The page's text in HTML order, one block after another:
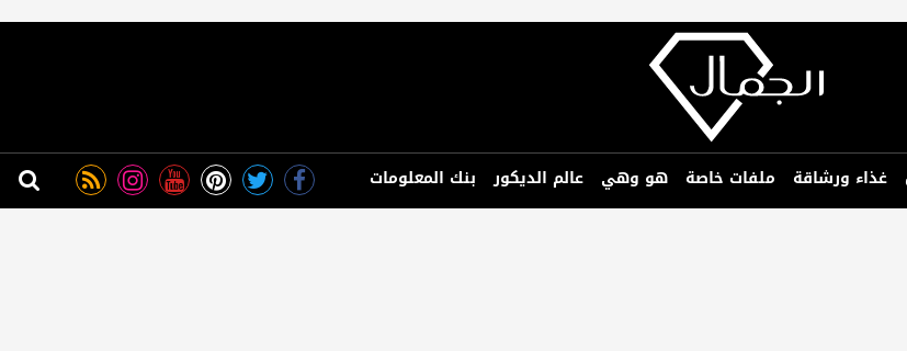
غذاء ورشاقة ملفات خاصة هو وهي عالم الديكور بنك المعلومات